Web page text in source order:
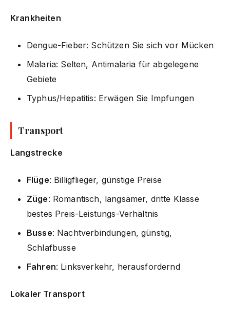
Krankheiten
Dengue-Fieber: Schützen Sie sich vor Mücken
Malaria: Selten, Antimalaria für abgelegene
Gebiete
Typhus/Hepatitis: Erwägen Sie Impfungen
Transport
Langstrecke
Flüge: Billigflieger, günstige Preise
Züge: Romantisch, langsamer, dritte Klasse
bestes Preis-Leistungs-Verhältnis
Busse: Nachtverbindungen, günstig,
Schlafbusse
Fahren: Linksverkehr, herausfordernd
Lokaler Transport